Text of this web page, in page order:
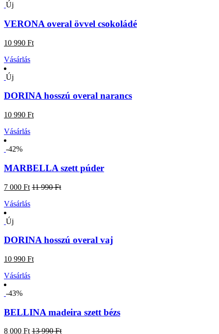
Új
VERONA overal övvel csokoládé
10 990 Ft
Vásárlás
Új
DORINA hosszú overal narancs
10 990 Ft
Vásárlás
-42%
MARBELLA szett púder
7 000 Ft 11 990 Ft
Vásárlás
Új
DORINA hosszú overal vaj
10 990 Ft
Vásárlás
-43%
BELLINA madeira szett bézs
8 000 Ft 13 990 Ft